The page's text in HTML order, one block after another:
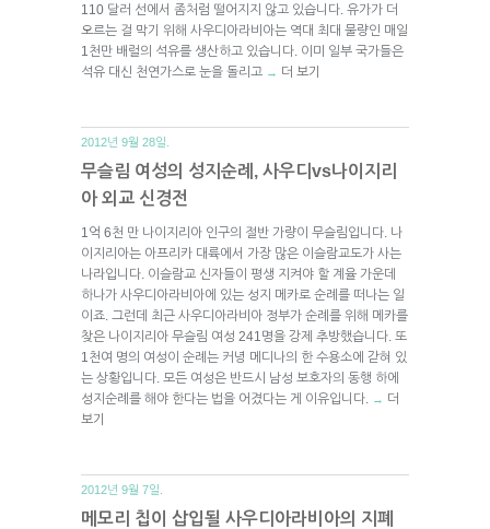
110 달러 선에서 좀처럼 떨어지지 않고 있습니다. 유가가 더
오르는 걸 막기 위해 사우디아라비아는 역대 최대 물량인 매일
1천만 배럴의 석유를 생산하고 있습니다. 이미 일부 국가들은
석유 대신 천연가스로 눈을 돌리고 → 더 보기
2012년 9월 28일.
무슬림 여성의 성지순례, 사우디vs나이지리
아 외교 신경전
1억 6천 만 나이지리아 인구의 절반 가량이 무슬림입니다. 나
이지리아는 아프리카 대륙에서 가장 많은 이슬람교도가 사는
나라입니다. 이슬람교 신자들이 평생 지켜야 할 계율 가운데
하나가 사우디아라비아에 있는 성지 메카로 순례를 떠나는 일
이죠. 그런데 최근 사우디아라비아 정부가 순례를 위해 메카를
찾은 나이지리아 무슬림 여성 241명을 강제 추방했습니다. 또
1천여 명의 여성이 순례는 커녕 메디나의 한 수용소에 갇혀 있
는 상황입니다. 모든 여성은 반드시 남성 보호자의 동행 하에
성지순례를 해야 한다는 법을 어겼다는 게 이유입니다.
→ 더
보기
2012년 9월 7일.
메모리 칩이 삽입될 사우디아라비아의 지폐